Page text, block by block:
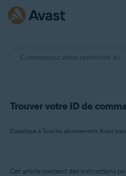
Trouver votre ID de
S’applique à Tous les abonnements Avast
Produits:
Cet article contient des instructions